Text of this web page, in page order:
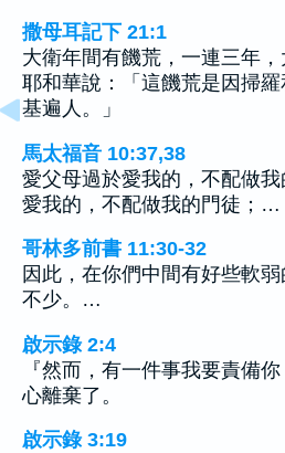
撒母耳記下 21:1
大衛年間有饑荒，一連三年，
耶和華說：「這饑荒是因掃
基遍人。」
馬太福音 10:37,38
愛父母過於愛我的，不配做
愛我的，不配做我的門徒；…
哥林多前書 11:30-32
因此，在你們中間有好些軟
不少。…
啟示錄 2:4
『然而，有一件事我要責備
心離棄了。
啟示錄 3:19